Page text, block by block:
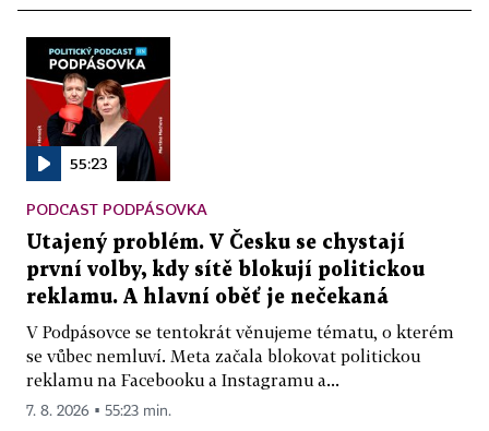
55:23
PODCAST PODPÁSOVKA
Utajený problém. V Česku se chystají
první volby, kdy sítě blokují politickou
reklamu. A hlavní oběť je nečekaná
V Podpásovce se tentokrát věnujeme tématu, o kterém
se vůbec nemluví. Meta začala blokovat politickou
reklamu na Facebooku a Instagramu a...
7. 8. 2026 ▪ 55:23 min.